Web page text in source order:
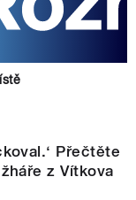
Přečtěte
z Vítkova